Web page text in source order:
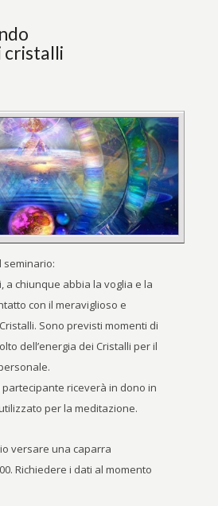
cristalli
seminario:
a chiunque abbia la voglia e la
con il meraviglioso e
Sono previsti momenti di
dell’energia dei Cristalli per il
riceverà in dono in
per la meditazione.
versare una caparra
Richiedere i dati al momento